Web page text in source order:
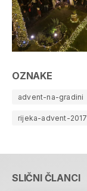
OZNAKE
advent-na-gradini
rijeka-advent-2017
SLIČNI ČLANCI